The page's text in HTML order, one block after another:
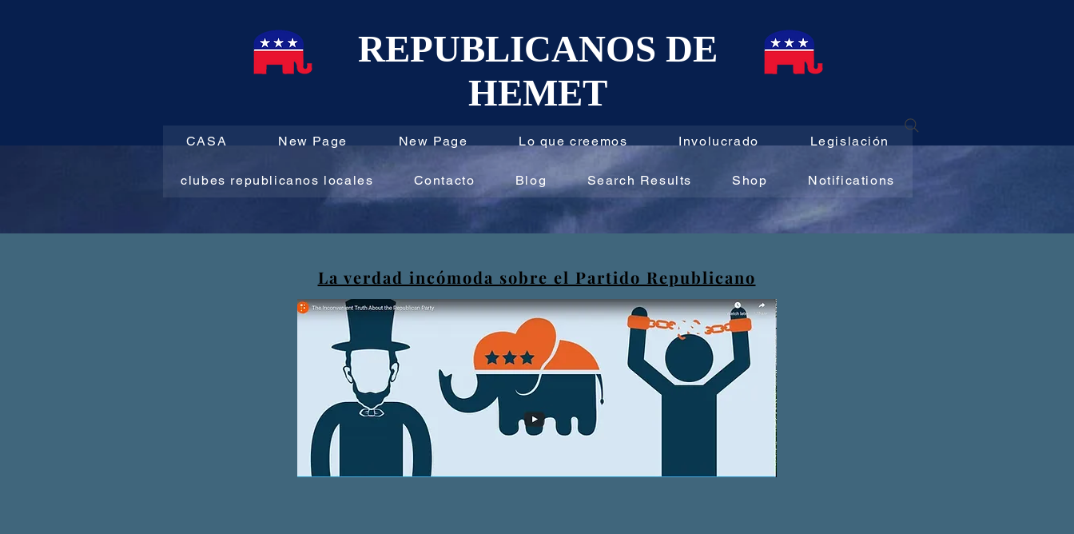
REPUBLICANOS DE
HEMET
CASA New Page New Page Lo que creemos Involucrado Legislación
clubes republicanos locales Contacto Blog Search Results Shop Notifications
La verdad incómoda sobre el Partido Republicano